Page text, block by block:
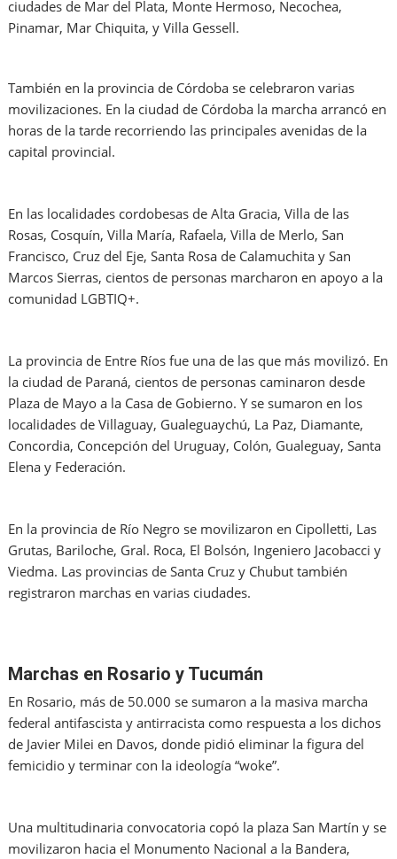
ciudades de Mar del Plata, Monte Hermoso, Necochea,
Pinamar, Mar Chiquita, y Villa Gessell.
También en la provincia de Córdoba se celebraron varias
movilizaciones. En la ciudad de Córdoba la marcha arrancó en
horas de la tarde recorriendo las principales avenidas de la
capital provincial.
En las localidades cordobesas de Alta Gracia, Villa de las
Rosas, Cosquín, Villa María, Rafaela, Villa de Merlo, San
Francisco, Cruz del Eje, Santa Rosa de Calamuchita y San
Marcos Sierras, cientos de personas marcharon en apoyo a la
comunidad LGBTIQ+.
La provincia de Entre Ríos fue una de las que más movilizó. En
la ciudad de Paraná, cientos de personas caminaron desde
Plaza de Mayo a la Casa de Gobierno. Y se sumaron en los
localidades de Villaguay, Gualeguaychú, La Paz, Diamante,
Concordia, Concepción del Uruguay, Colón, Gualeguay, Santa
Elena y Federación.
En la provincia de Río Negro se movilizaron en Cipolletti, Las
Grutas, Bariloche, Gral. Roca, El Bolsón, Ingeniero Jacobacci y
Viedma. Las provincias de Santa Cruz y Chubut también
registraron marchas en varias ciudades.
Marchas en Rosario y Tucumán
En Rosario, más de 50.000 se sumaron a la masiva marcha
federal antifascista y antirracista como respuesta a los dichos
de Javier Milei en Davos, donde pidió eliminar la figura del
femicidio y terminar con la ideología “woke”.
Una multitudinaria convocatoria copó la plaza San Martín y se
movilizaron hacia el Monumento Nacional a la Bandera,